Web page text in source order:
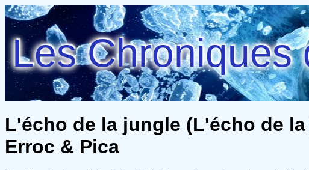
Les Chroniques
L'écho de la jungle (L'écho de
Erroc & Pica